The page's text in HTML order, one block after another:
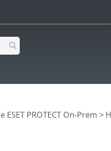
ESET PROTECT On-Prem >